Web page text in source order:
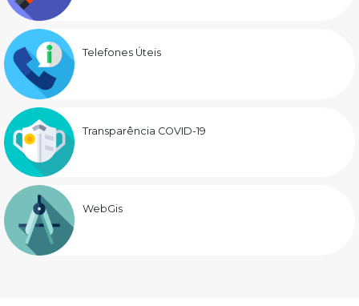
Telefones Úteis
Transparência COVID-19
WebGis